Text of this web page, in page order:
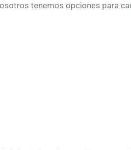
tenemos opciones para